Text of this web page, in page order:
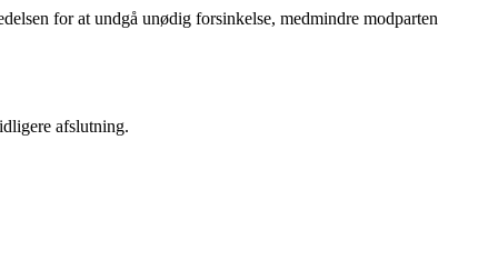
for at undgå unødig forsinkelse, medmindre modparten
afslutning.